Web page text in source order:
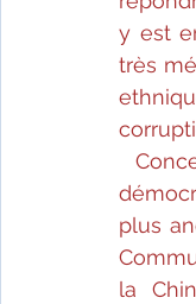
y est
très
plus
la